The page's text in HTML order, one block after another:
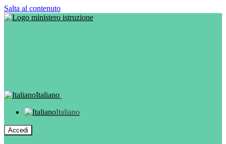
Salta al contenuto
Italiano
Italiano
Accedi